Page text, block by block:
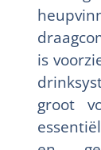
is
groot